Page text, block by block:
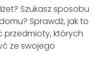
Szukasz sposobu
Sprawdź, jak to
przedmioty, których
ze swojego